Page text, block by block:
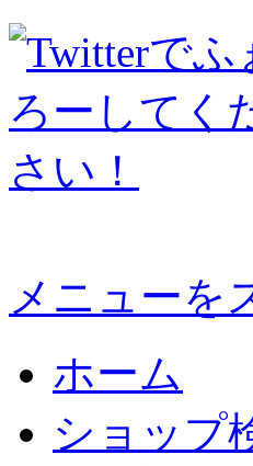
メニューを
ホーム
ショップ